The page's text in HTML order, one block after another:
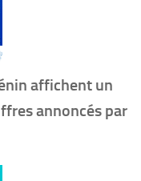
affichent un
annoncés par